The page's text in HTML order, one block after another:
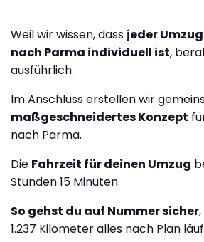
Weil wir wissen, dass jeder
nach Parma individuell ist,
ausführlich.
Im Anschluss erstellen wir
maßgeschneidertes Konzept
nach Parma.
Die Fahrzeit für deinen Umzug
Stunden 15 Minuten.
So gehst du auf Nummer sicher
1.237 Kilometer alles nach Plan